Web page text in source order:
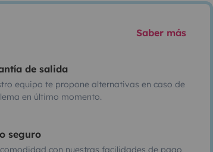
Saber más
de salida
equipo te propone alternativas en caso de
en último momento.
seguro
con nuestras facilidades de pago